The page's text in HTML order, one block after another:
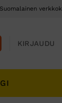
Suomalainen
KIRJAUDU